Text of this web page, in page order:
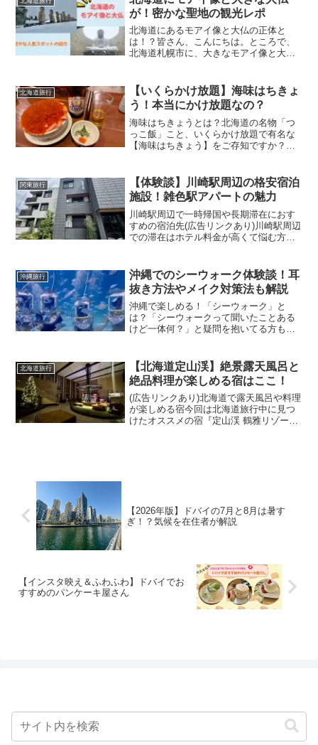
と、気になるパン屋さんを発...
が！密かな聖地の観光レポ
北海道にあるモアイ像と大仏の正体と
は！？皆さん、こんにちは。ところで、
北海道札幌市に、大きなモアイ像と大仏
というお墓のシンボルなんです。お墓と
聞いてしまうと、「観光しに...
北海道旅行
【いくらかけ放題】海味はちきょ
う！本当にかけ放題なの？
海味はちきょうとは？北海道の名物「つ
っこ飯」こと、いくらかけ放題で有名な
【海味はちきょう】をご存知ですか？私
の中ではありますが、「いくらをどんぶ
りから溢れるほどによそっ...
関東旅行
【体験談】川崎駅周辺の格安宿泊
施設！雑色駅アパートの魅力
川崎駅周辺で一時帰国や長期滞在におす
すめの宿泊先(広告リンクあり)川崎駅周辺
での滞在はホテル料金が高くて悩む方も
く快適に泊まれる格安の場所はないか
な？」と探している方は...
沖縄旅行
沖縄でのシーウォーク体験談！耳
抜き方法やメイク対策法も解説
沖縄で楽しめる！「シーウォーク」と
は？「シーウォークって聞いたことある
けど一体何？」と疑問を抱いてる方も多
で水中散歩が楽しめちゃうアクティビテ
ィです！それゆえ、「Hel...
北海道旅行
【北海道定山渓】絶景露天風呂と
絶品料理が楽しめる宿はここ！
(広告リンクあり)北海道で露天風呂や料理
が楽しめる宿今回は北海道旅行中に見つ
けたオススメの宿『定山渓 鶴雅リゾート
【2026年版】ドバイの7月と8月は暑す
ぎ！？気候を在住者が解説
【インスタ映え＆ふわふわ】ドバイでお
すすめのパンケーキ屋さん